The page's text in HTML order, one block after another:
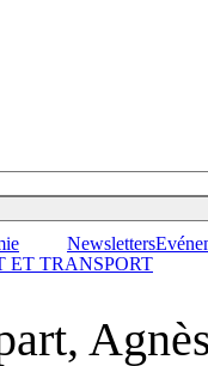
Newsletters
ET TRANSPORT